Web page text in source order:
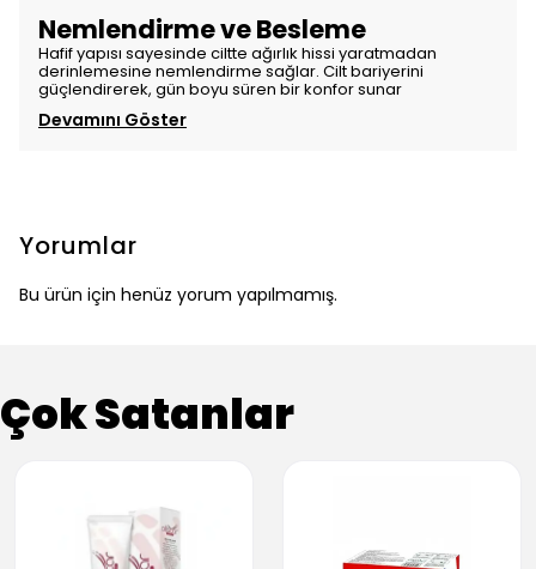
Nemlendirme ve Besleme
Hafif yapısı sayesinde ciltte ağırlık hissi yaratmadan
derinlemesine nemlendirme sağlar. Cilt bariyerini
güçlendirerek, gün boyu süren bir konfor sunar
Devamını Göster
Yorumlar
Bu ürün için henüz yorum yapılmamış.
Çok Satanlar